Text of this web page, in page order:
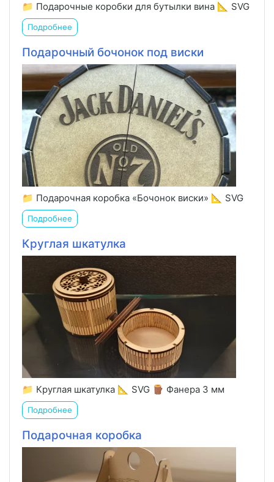
📁 Подарочные коробки для бутылки вина 📐 SVG
Подробнее
Подарочный бочонок под виски
📁 Подарочная коробка «Бочонок виски» 📐 SVG
Подробнее
Круглая шкатулка
📁 Круглая шкатулка 📐 SVG 🪵 Фанера 3 мм
Подробнее
Подарочная коробка